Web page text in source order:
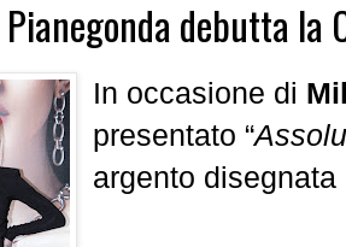
debutta la
In occasione di
presentato “
argento